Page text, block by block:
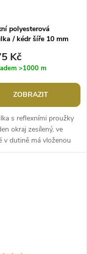
polyesterová
/ kédr šíře 10 mm
Kč
>1000 m
ZOBRAZIT
s reflexními proužky
okraj zesílený, ve
v dutině má vloženou
přízi. Tato lemovací